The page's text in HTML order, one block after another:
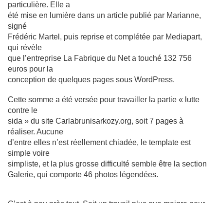
particulière. Elle a
été mise en lumière dans un article publié par Marianne,
signé
Frédéric Martel, puis reprise et complétée par Mediapart,
qui révèle
que l’entreprise La Fabrique du Net a touché 132 756
euros pour la
conception de quelques pages sous WordPress.
Cette somme a été versée pour travailler la partie « lutte
contre le
sida » du site Carlabrunisarkozy.org, soit 7 pages à
réaliser. Aucune
d’entre elles n’est réellement chiadée, le template est
simple voire
simpliste, et la plus grosse difficulté semble être la section
Galerie, qui comporte 46 photos légendées.